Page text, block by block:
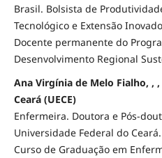
Brasil. Bolsista de
Tecnológico e Extensão
Docente permanente do
Desenvolvimento Regional
Ana Virgínia de Melo Fialho, ,
Ceará (UECE)
Enfermeira. Doutora e Pós-
Universidade Federal do
Curso de Graduação em